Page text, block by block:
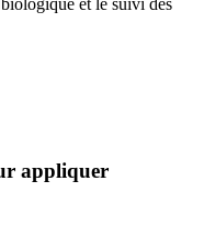
et le suivi des
appliquer